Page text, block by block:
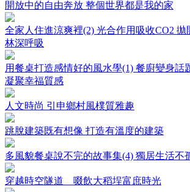
開放中的自由奔放 整個世界都是我的家
全家人住進涼爽裡(2) 光合作用吸收CO2
林深呼吸
用餐桌打造感情好的風水學(1) 餐廚變身話
凝聚幸福質感
人文時尚 引申鄉村風樸質雅趣
跳脫建築既有想像 打造有溫度的建築
多風貌餐桌說不完的故事集(4) 獨居生活不
穿越時空隧道 啜飲大稻埕富庶時光